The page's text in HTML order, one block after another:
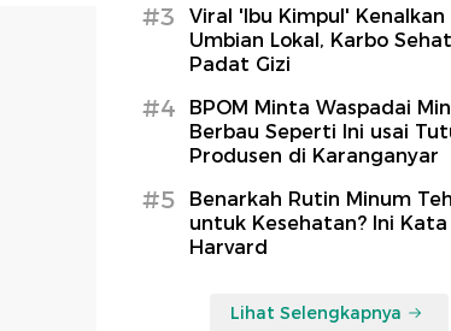
#3
Viral 'Ibu Kimpul' Kenalkan
Umbian Lokal, Karbo
Padat Gizi
#4
BPOM Minta Waspadai
Berbau Seperti Ini usai
Produsen di Karanganyar
#5
Benarkah Rutin Minum
untuk Kesehatan? Ini Kata
Harvard
Lihat Selengkapnya